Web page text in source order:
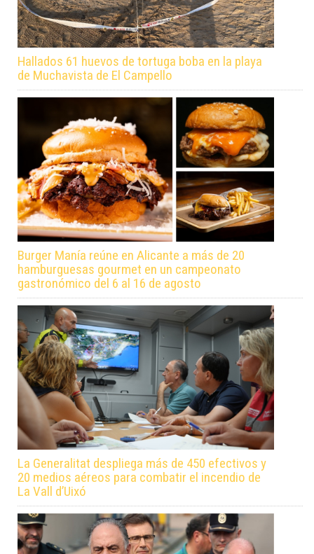
Hallados 61 huevos de tortuga boba en la playa
de Muchavista de El Campello
Burger Manía reúne en Alicante a más de 20
hamburguesas gourmet en un campeonato
gastronómico del 6 al 16 de agosto
La Generalitat despliega más de 450 efectivos y
20 medios aéreos para combatir el incendio de
La Vall d’Uixó